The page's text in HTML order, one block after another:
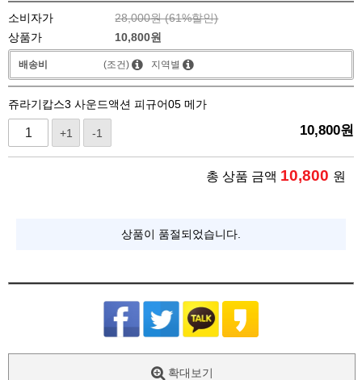
소비자가 28,000원 (61%할인)
상품가
10,800원
배송비 (조건) 지역별
쥬라기캅스3 사운드액션 피규어05 메가
+1 -1 10,800원
총 상품 금액 10,800 원
상품이 품절되었습니다.
확대보기